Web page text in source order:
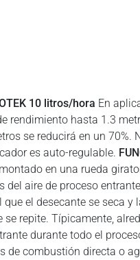
10 litros/hora En
rendimiento hasta 1.3
se reducirá en un
es auto-regulable.
en una rueda
aire de proceso
que el desecante se seca
repite. Típicamente,
durante todo el
de combustión directa o